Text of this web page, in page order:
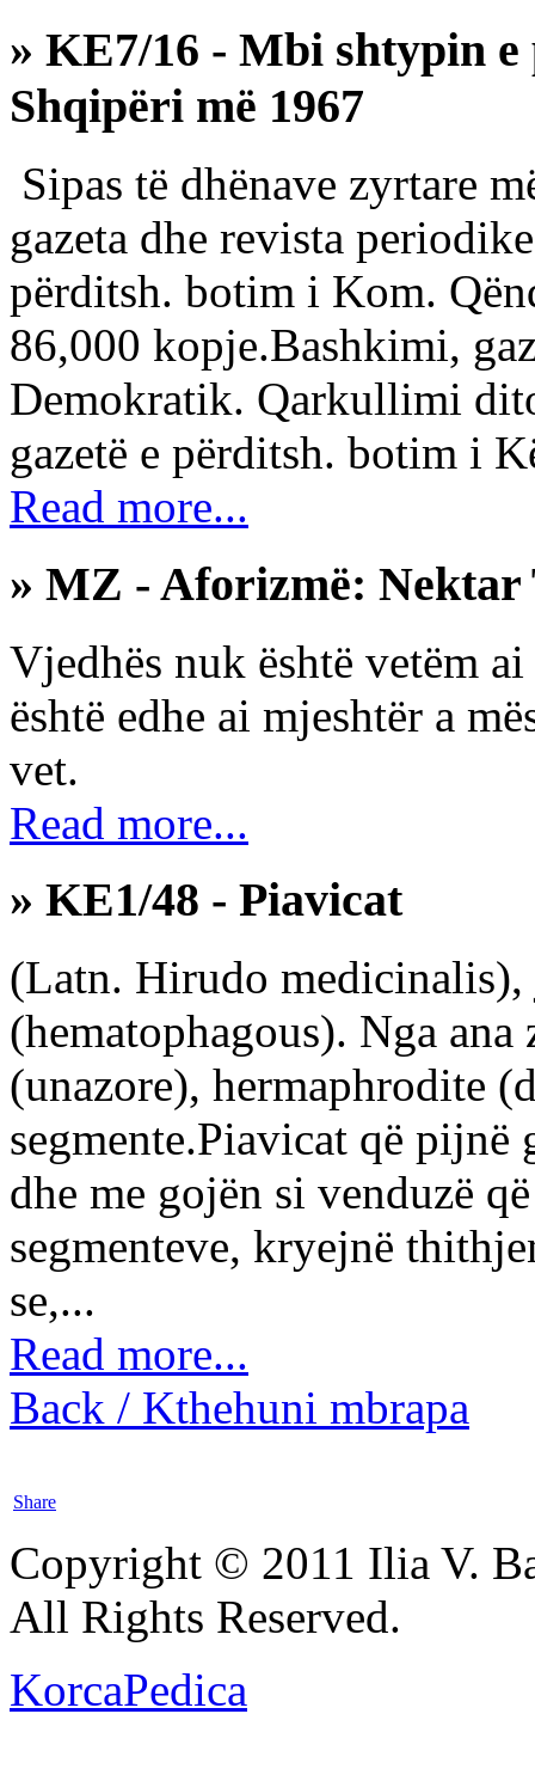
» KE7/16 - Mbi shtypin
Shqipëri më 1967
Sipas të dhënave zyrtare
gazeta dhe revista
përditsh. botim i Kom.
86,000 kopje.Bashkimi,
Demokratik. Qarkullimi
gazetë e përditsh. botim i
Read more...
» MZ - Aforizmë: Nektar
Vjedhës nuk është vetëm
është edhe ai mjeshtër a
vet.
Read more...
» KE1/48 - Piavicat
(Latn. Hirudo medicinalis),
(hematophagous). Nga
(unazore), hermaphrodite
segmente.Piavicat që pijnë
dhe me gojën si venduzë
segmenteve, kryejnë
se,...
Read more...
Back / Kthehuni mbrapa
Share
Copyright © 2011 Ilia V.
All Rights Reserved.
KorcaPedica